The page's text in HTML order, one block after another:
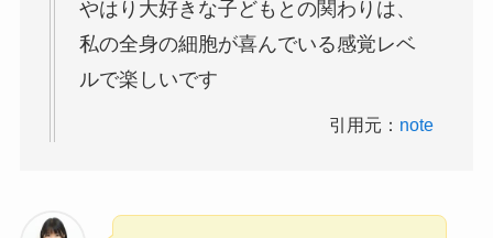
やはり大好きな子どもとの関わりは、
私の全身の細胞が喜んでいる感覚レベ
ルで楽しいです
引用元： note